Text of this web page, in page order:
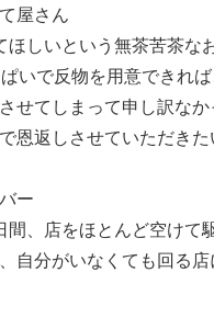
屋さん
ほしいという無茶苦茶な
いで反物を用意できれ
せてしまって申し訳なか
恩返しさせていただきた
ー
間、店をほとんど空けて
自分がいなくても回る